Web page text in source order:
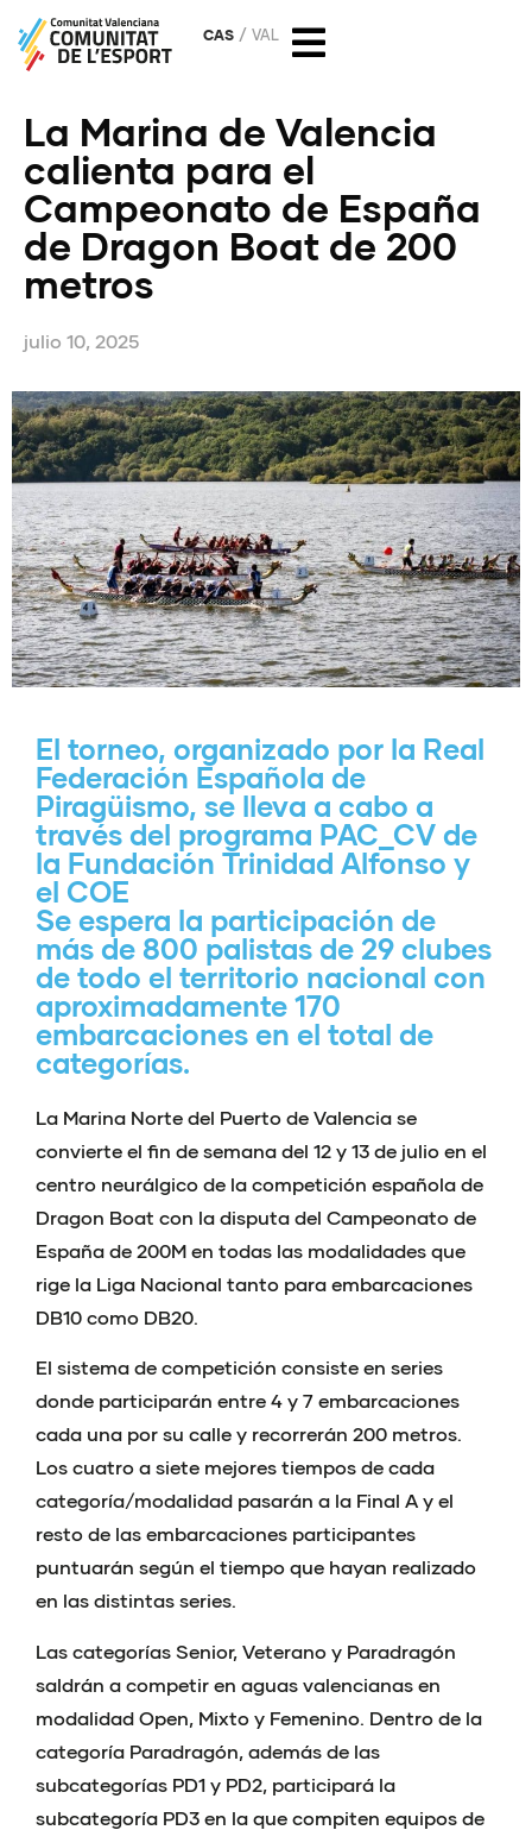
CAS VAL
La Marina de Valencia
calienta para el
Campeonato de España
de Dragon Boat de 200
metros
julio 10, 2025
El torneo, organizado por la Real
Federación Española de
Piragüismo, se lleva a cabo a
través del programa PAC_CV de
la Fundación Trinidad Alfonso y
el COE
Se espera la participación de
más de 800 palistas de 29 clubes
de todo el territorio nacional con
aproximadamente 170
embarcaciones en el total de
categorías.
La Marina Norte del Puerto de Valencia se
convierte el fin de semana del 12 y 13 de julio en el
centro neurálgico de la competición española de
Dragon Boat con la disputa del Campeonato de
España de 200M en todas las modalidades que
rige la Liga Nacional tanto para embarcaciones
DB10 como DB20.
El sistema de competición consiste en series
donde participarán entre 4 y 7 embarcaciones
cada una por su calle y recorrerán 200 metros.
Los cuatro a siete mejores tiempos de cada
categoría/modalidad pasarán a la Final A y el
resto de las embarcaciones participantes
puntuarán según el tiempo que hayan realizado
en las distintas series.
Las categorías Senior, Veterano y Paradragón
saldrán a competir en aguas valencianas en
modalidad Open, Mixto y Femenino. Dentro de la
categoría Paradragón, además de las
subcategorías PD1 y PD2, participará la
subcategoría PD3 en la que compiten equipos de